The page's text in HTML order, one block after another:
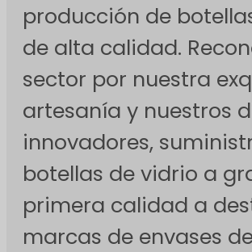
producción de
de alta calidad.
sector por nuestra
artesanía y nuestros
innovadores,
botellas de vidrio a
primera calidad a
marcas de envases